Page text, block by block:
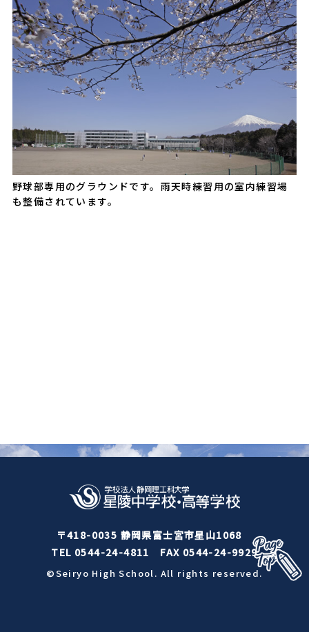
野球部専用のグラウンドです。雨天時練習用の室内練習場
も整備されています。
〒418-0035 静岡県富士宮市星山1068
TEL 0544-24-4811 FAX 0544-24-9929
©Seiryo High School. All rights reserved.